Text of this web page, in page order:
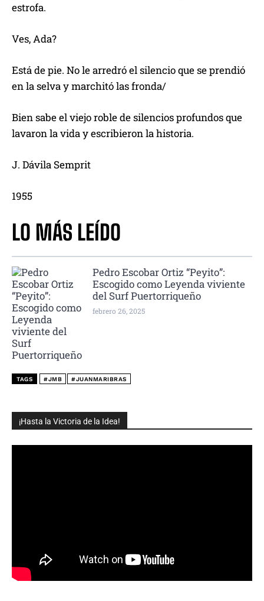
¡Hasta la Victoria de la Idea!
estrofa.
Ves, Ada?
Está de pie. No le arredró el silencio que se prendió
en la selva y marchitó las fronda/
Bien sabe el viejo roble de silencios profundos que
lavaron la vida y escribieron la historia.
J. Dávila Semprit
1955
LO MÁS LEÍDO
Pedro Escobar Ortiz “Peyito”:
Escogido como Leyenda viviente
del Surf Puertorriqueño
febrero 26, 2025
TAGS #JMB #JUANMARIBRAS